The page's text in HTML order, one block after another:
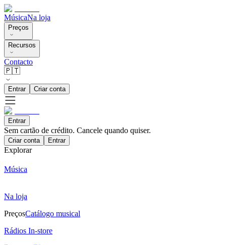
MúsicaNa loja
Preços
Recursos
Contacto
🇵🇹
Entrar Criar conta
Entrar
Sem cartão de crédito. Cancele quando quiser.
Criar conta Entrar
Explorar
Música
Na loja
PreçosCatálogo musical
Rádios In-store